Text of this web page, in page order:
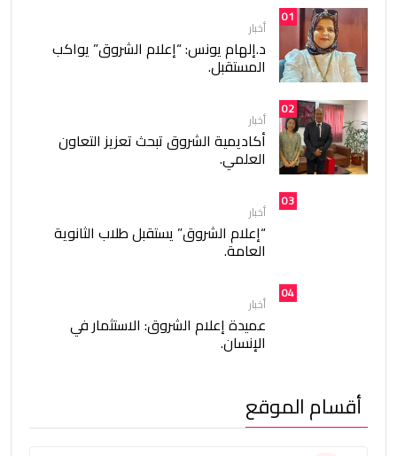
01
أخبار
د.إلهام يونس: “إعلام الشروق” يواكب
المستقبل.
02
أخبار
أكاديمية الشروق تبحث تعزيز التعاون
العلمي.
03
أخبار
“إعلام الشروق” يستقبل طلاب الثانوية
العامة.
04
أخبار
عميدة إعلام الشروق: الاستثمار في
الإنسان.
أقسام الموقع